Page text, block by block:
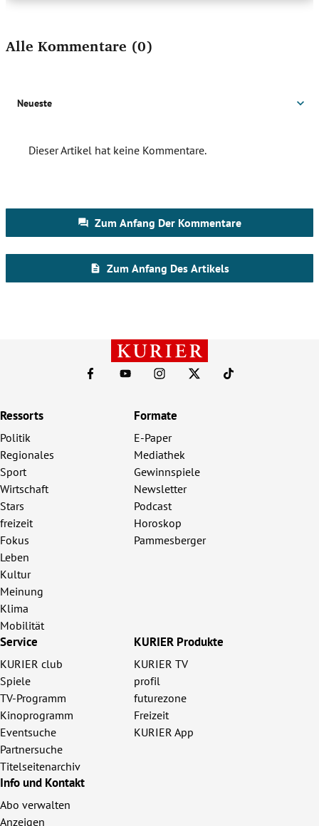
Ressorts
Politik
Regionales
Sport
Wirtschaft
Stars
freizeit
Fokus
Leben
Kultur
Meinung
Klima
Mobilität
Formate
E-Paper
Mediathek
Gewinnspiele
Newsletter
Podcast
Horoskop
Pammesberger
Service
KURIER club
Spiele
TV-Programm
Kinoprogramm
Eventsuche
Partnersuche
Titelseitenarchiv
KURIER Produkte
KURIER TV
profil
futurezone
Freizeit
KURIER App
Info und Kontakt
Abo verwalten
Anzeigen